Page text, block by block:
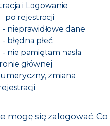
i Logowanie
po rejestracji
nieprawidłowe dane
błędna płeć
nie pamiętam hasła
głównej
zmiana
mogę się zalogować. Co